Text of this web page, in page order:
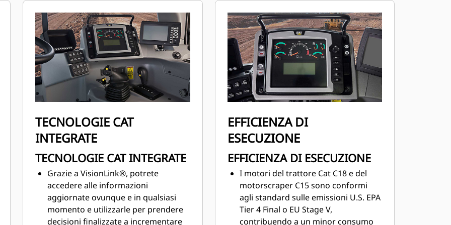
display multifunzione mantengono
gli operatori concentrati sul proprio
lavoro.
Il controllo automatico della
temperatura permette di mantenere
temperatura desiderata all'interno
della cabina.
Grazie alla funzione Advanced
Cushion Hitch, l'attacco
ammortizzato impedisce
i finecorsa
prevedendolie gestendo la
frequenza di smorzamento,
rendendo necessario un minor
numero di interventi di
manutenzionee migliorando la
TECNOLOGIE CAT
INTEGRATE
TECNOLOGIE CAT INTEGRATE
Grazie a VisionLink®, potrete
accedere alle informazioni
aggiornate ovunque e in qualsiasi
momento e utilizzarle per prendere
decisioni finalizzate a incrementare
EFFICIENZA DI
ESECUZIONE
EFFICIENZA DI ESECUZIONE
I motori del trattore Cat C18 e del
motorscraper C15 sono conformi
agli standard sulle emissioni U.S. EPA
Tier 4 Final o EU Stage V,
contribuendo a un minor consumo